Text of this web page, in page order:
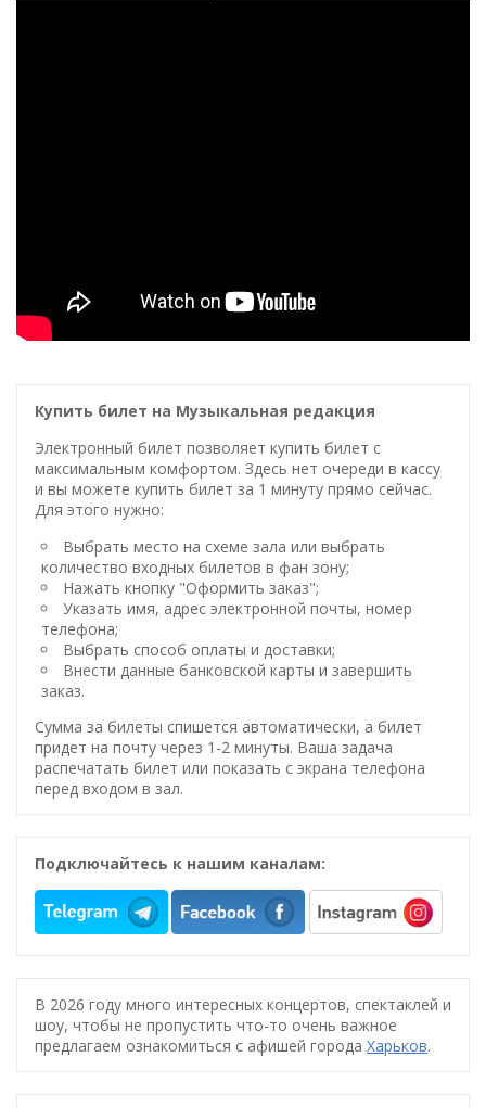
Купить билет на Музыкальная редакция
Электронный билет позволяет купить билет с
максимальным комфортом. Здесь нет очереди в кассу
и вы можете купить билет за 1 минуту прямо сейчас.
Для этого нужно:
Выбрать место на схеме зала или выбрать
количество входных билетов в фан зону;
Нажать кнопку "Оформить заказ";
Указать имя, адрес электронной почты, номер
телефона;
Выбрать способ оплаты и доставки;
Внести данные банковской карты и завершить
заказ.
Сумма за билеты спишется автоматически, а билет
придет на почту через 1-2 минуты. Ваша задача
распечатать билет или показать с экрана телефона
перед входом в зал.
Подключайтесь к нашим каналам:
В 2026 году много интересных концертов, спектаклей и
шоу, чтобы не пропустить что-то очень важное
предлагаем ознакомиться с афишей города Харьков.